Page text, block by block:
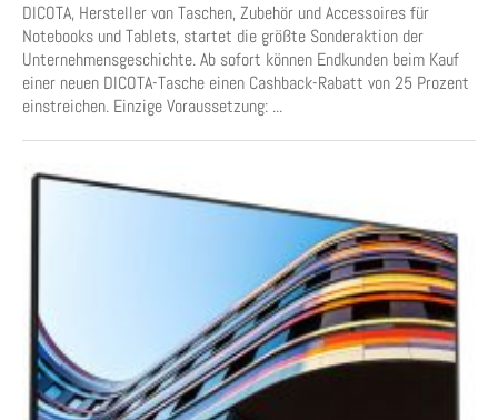
DICOTA, Hersteller von Taschen, Zubehör und Accessoires für
Notebooks und Tablets, startet die größte Sonderaktion der
Unternehmensgeschichte. Ab sofort können Endkunden beim Kauf
einer neuen DICOTA-Tasche einen Cashback-Rabatt von 25 Prozent
einstreichen. Einzige Voraussetzung: ...